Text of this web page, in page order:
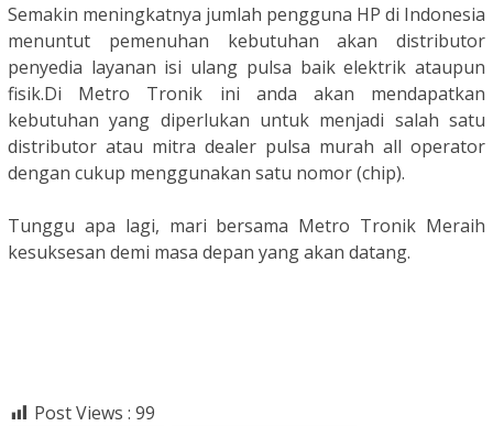
Semakin meningkatnya jumlah pengguna HP di Indonesia
menuntut pemenuhan kebutuhan akan distributor
penyedia layanan isi ulang pulsa baik elektrik ataupun
fisik.Di Metro Tronik ini anda akan mendapatkan
kebutuhan yang diperlukan untuk menjadi salah satu
distributor atau mitra dealer pulsa murah all operator
dengan cukup menggunakan satu nomor (chip).
Tunggu apa lagi, mari bersama Metro Tronik Meraih
kesuksesan demi masa depan yang akan datang.
Post Views : 99